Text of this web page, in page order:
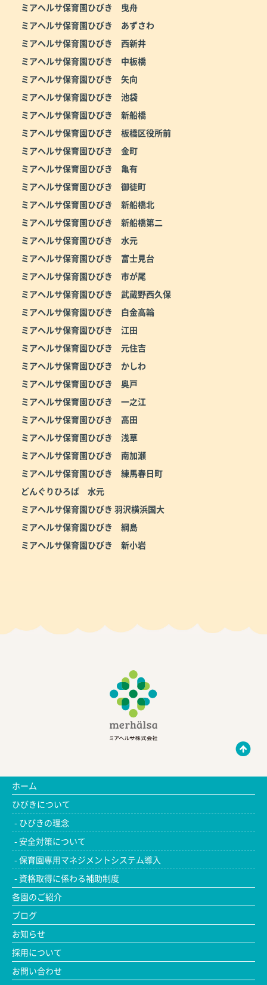
ミアヘルサ保育園ひびき 曳舟
ミアヘルサ保育園ひびき あずさわ
ミアヘルサ保育園ひびき 西新井
ミアヘルサ保育園ひびき 中板橋
ミアヘルサ保育園ひびき 矢向
ミアヘルサ保育園ひびき 池袋
ミアヘルサ保育園ひびき 新船橋
ミアヘルサ保育園ひびき 板橋区役所前
ミアヘルサ保育園ひびき 金町
ミアヘルサ保育園ひびき 亀有
ミアヘルサ保育園ひびき 御徒町
ミアヘルサ保育園ひびき 新船橋北
ミアヘルサ保育園ひびき 新船橋第二
ミアヘルサ保育園ひびき 水元
ミアヘルサ保育園ひびき 富士見台
ミアヘルサ保育園ひびき 市が尾
ミアヘルサ保育園ひびき 武蔵野西久保
ミアヘルサ保育園ひびき 白金高輪
ミアヘルサ保育園ひびき 江田
ミアヘルサ保育園ひびき 元住吉
ミアヘルサ保育園ひびき かしわ
ミアヘルサ保育園ひびき 奥戸
ミアヘルサ保育園ひびき 一之江
ミアヘルサ保育園ひびき 高田
ミアヘルサ保育園ひびき 浅草
ミアヘルサ保育園ひびき 南加瀬
ミアヘルサ保育園ひびき 練馬春日町
どんぐりひろば 水元
ミアヘルサ保育園ひびき 羽沢横浜国大
ミアヘルサ保育園ひびき 綱島
ミアヘルサ保育園ひびき 新小岩
ホーム
ひびきについて
ひびきの理念
安全対策について
保育園専用マネジメントシステム導入
資格取得に係わる補助制度
各園のご紹介
ブログ
お知らせ
採用について
お問い合わせ